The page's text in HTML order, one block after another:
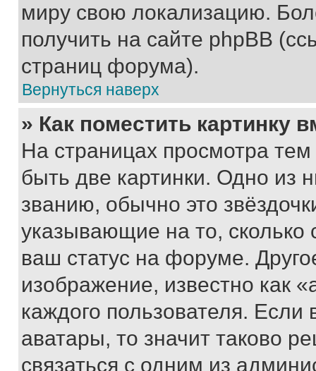
миру свою локализацию.
получить на сайте phpBB
страниц форума).
Вернуться наверх
» Как поместить картинку
На страницах просмотра
быть две картинки. Одно из
званию, обычно это
указывающие на то,
ваш статус на форуме.
изображение, известно как
каждого пользователя.
аватары, то значит таково
связаться с одним из